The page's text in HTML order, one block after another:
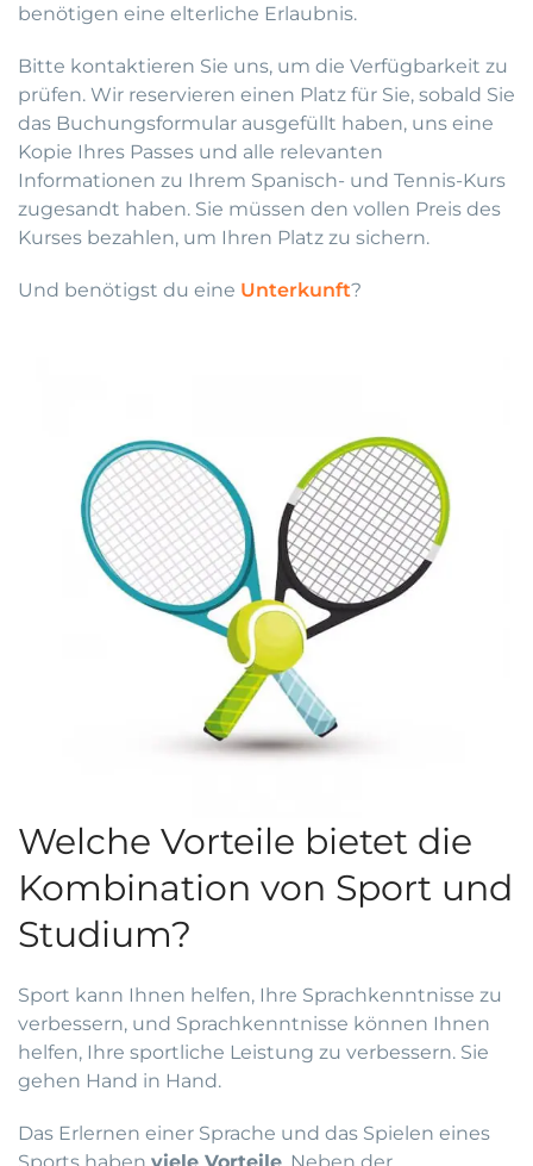
benötigen eine elterliche Erlaubnis.
Bitte kontaktieren Sie uns, um die Verfügbarkeit zu
prüfen. Wir reservieren einen Platz für Sie, sobald Sie
das Buchungsformular ausgefüllt haben, uns eine
Kopie Ihres Passes und alle relevanten
Informationen zu Ihrem Spanisch- und Tennis-Kurs
zugesandt haben. Sie müssen den vollen Preis des
Kurses bezahlen, um Ihren Platz zu sichern.
Und benötigst du eine Unterkunft?
Welche Vorteile bietet die
Kombination von Sport und
Studium?
Sport kann Ihnen helfen, Ihre Sprachkenntnisse zu
verbessern, und Sprachkenntnisse können Ihnen
helfen, Ihre sportliche Leistung zu verbessern. Sie
gehen Hand in Hand.
Das Erlernen einer Sprache und das Spielen eines
Sports haben viele Vorteile . Neben der